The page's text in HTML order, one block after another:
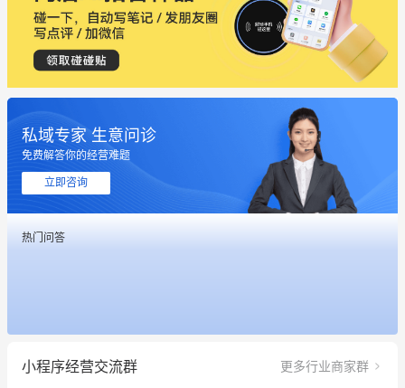
私域专家 生意问诊
免费解答你的经营难题
立即咨询
热门问答
小程序经营交流群 更多行业商家群
这个营销策划案例推荐大家看一下
昨晚的直播课程太好啦❤️
冰墩墩货源充足需要的联系我